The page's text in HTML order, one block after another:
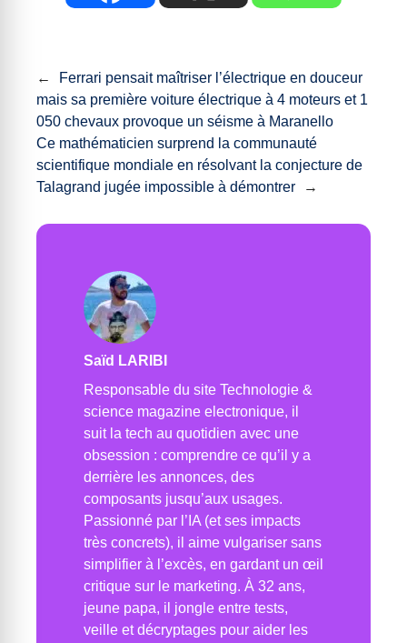
←
Ferrari pensait maîtriser l’électrique en douceur
mais sa première voiture électrique à 4 moteurs et 1
050 chevaux provoque un séisme à Maranello
Ce mathématicien surprend la communauté
scientifique mondiale en résolvant la conjecture de
Talagrand jugée impossible à démontrer
→
Saïd LARIBI
Responsable du site Technologie &
science magazine electronique, il
suit la tech au quotidien avec une
obsession : comprendre ce qu’il y a
derrière les annonces, des
composants jusqu’aux usages.
Passionné par l’IA (et ses impacts
très concrets), il aime vulgariser sans
simplifier à l’excès, en gardant un œil
critique sur le marketing. À 32 ans,
jeune papa, il jongle entre tests,
veille et décryptages pour aider les